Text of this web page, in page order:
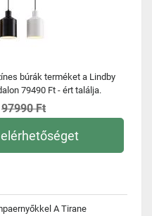
búrák terméket a Lindby
79490 Ft - ért találja.
97990 Ft
A Tirane